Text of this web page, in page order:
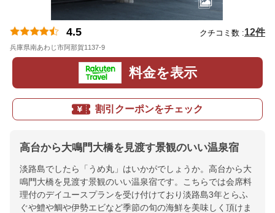
4.5 クチコミ数 :12件
兵庫県南あわじ市阿那賀1137-9
料金を表示
割引クーポンをチェック
高台から大鳴門大橋を見渡す景観のいい温泉宿
淡路島でしたら「うめ丸」はいかがでしょうか。高台から大
鳴門大橋を見渡す景観のいい温泉宿です。こちらでは会席料
理付のデイユースプランを受け付けており淡路島3年とらふ
ぐや鱧や鯛や伊勢エビなど季節の旬の海鮮を美味しく頂けま